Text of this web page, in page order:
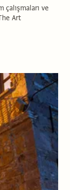
çalışmaları ve
Art